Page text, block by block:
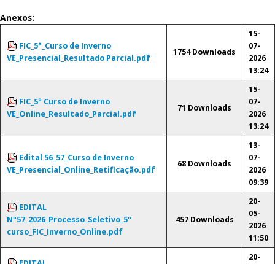
Anexos:
FIC_5°_Curso de Inverno
VE_Presencial_Resultado Parcial.pdf
1754 Downloads
15-
07-
2026
13:24
FIC_5° Curso de Inverno
VE_Online_Resultado_Parcial.pdf
71 Downloads
15-
07-
2026
13:24
Edital 56_57_Curso de Inverno
VE_Presencial_Online_Retificação.pdf
68 Downloads
13-
07-
2026
09:39
EDITAL
Nº57_2026_Processo_Seletivo_5º
curso_FIC_Inverno_Online.pdf
457 Downloads
20-
05-
2026
11:50
20-